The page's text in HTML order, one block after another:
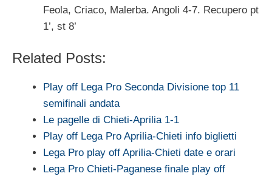
Feola, Criaco, Malerba. Angoli 4-7. Recupero pt
1’, st 8’
Related Posts:
Play off Lega Pro Seconda Divisione top 11
semifinali andata
Le pagelle di Chieti-Aprilia 1-1
Play off Lega Pro Aprilia-Chieti info biglietti
Lega Pro play off Aprilia-Chieti date e orari
Lega Pro Chieti-Paganese finale play off